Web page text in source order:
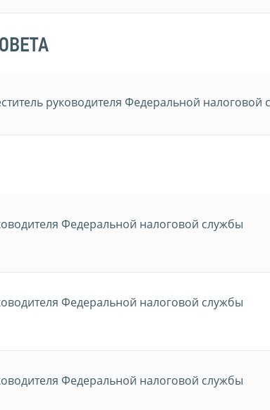
руководителя Федеральной налоговой
Федеральной налоговой службы
Федеральной налоговой службы
Федеральной налоговой службы